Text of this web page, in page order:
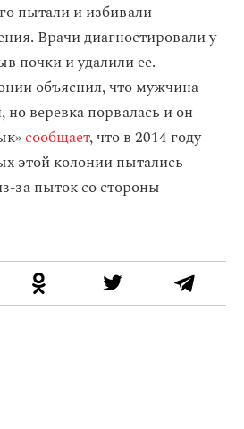
пытали и избивали
Врачи диагностировали у
почки и удалили ее.
объяснил, что мужчина
но веревка порвалась и он
сообщает, что в 2014 году
этой колонии пытались
за пыток со стороны